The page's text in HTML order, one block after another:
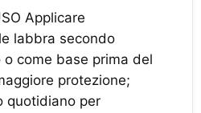
Applicare
labbra secondo
come base prima del
protezione;
quotidiano per